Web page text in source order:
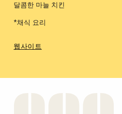
달콤한 마늘 치킨
*채식 요리
웹사이트